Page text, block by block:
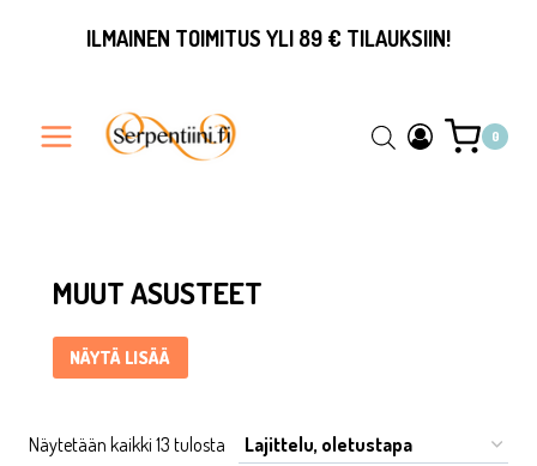
ILMAINEN TOIMITUS YLI 89 € TILAUKSIIN!
0
Muut asusteet ... Content continues. Activate the Näytä
MUUT ASUSTEET
NÄYTÄ LISÄÄ
Näytetään kaikki 13 tulosta